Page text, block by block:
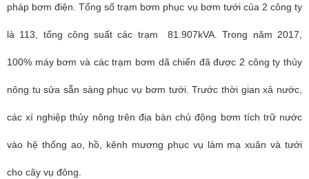
pháp bơm điện. Tổng số trạm bơm phục vụ bơm tưới của 2 công ty
là 113, tổng công suất các trạm 81.907kVA. Trong năm 2017,
100% máy bơm và các trạm bơm dã chiến đã được 2 công ty thủy
nông tu sửa sẵn sàng phục vụ bơm tưới. Trước thời gian xả nước,
các xí nghiệp thủy nông trên địa bàn chủ động bơm tích trữ nước
vào hệ thống ao, hồ, kênh mương phục vụ làm mạ xuân và tưới
cho cây vụ đông.